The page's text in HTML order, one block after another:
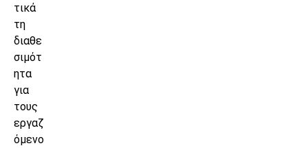
τικά
τη
διαθε
σιμότ
ητα
για
τους
εργαζ
όμενο